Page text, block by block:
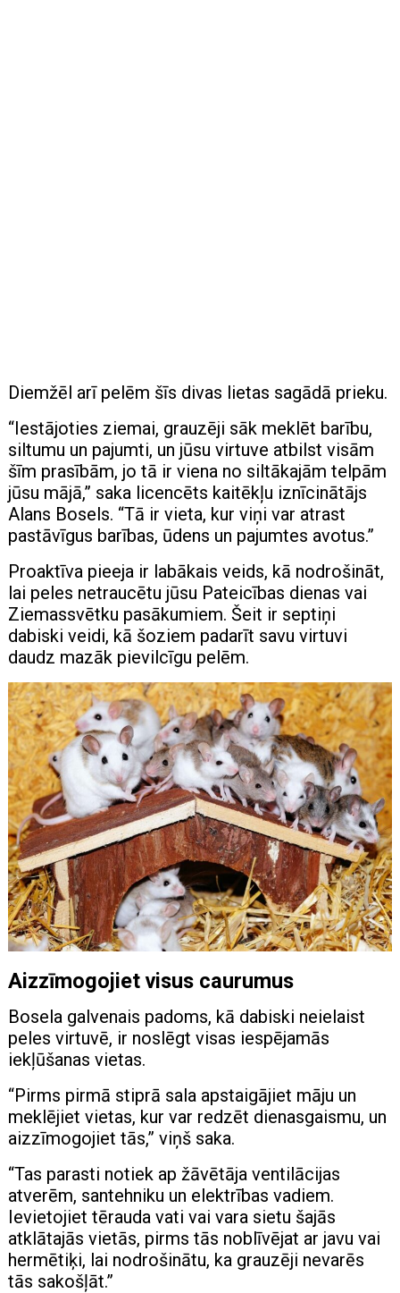
Diemžēl arī pelēm šīs divas lietas sagādā prieku.
“Iestājoties ziemai, grauzēji sāk meklēt barību,
siltumu un pajumti, un jūsu virtuve atbilst visām
šīm prasībām, jo ​​tā ir viena no siltākajām telpām
jūsu mājā,” saka licencēts kaitēkļu iznīcinātājs
Alans Bosels. “Tā ir vieta, kur viņi var atrast
pastāvīgus barības, ūdens un pajumtes avotus.”
Proaktīva pieeja ir labākais veids, kā nodrošināt,
lai peles netraucētu jūsu Pateicības dienas vai
Ziemassvētku pasākumiem. Šeit ir septiņi
dabiski veidi, kā šoziem padarīt savu virtuvi
daudz mazāk pievilcīgu pelēm.
Aizzīmogojiet visus caurumus
Bosela galvenais padoms, kā dabiski neielaist
peles virtuvē, ir noslēgt visas iespējamās
iekļūšanas vietas.
“Pirms pirmā stiprā sala apstaigājiet māju un
meklējiet vietas, kur var redzēt dienasgaismu, un
aizzīmogojiet tās,” viņš saka.
“Tas parasti notiek ap žāvētāja ventilācijas
atverēm, santehniku ​​un elektrības vadiem.
Ievietojiet tērauda vati vai vara sietu šajās
atklātajās vietās, pirms tās noblīvējat ar javu vai
hermētiķi, lai nodrošinātu, ka grauzēji nevarēs
tās sakošļāt.”